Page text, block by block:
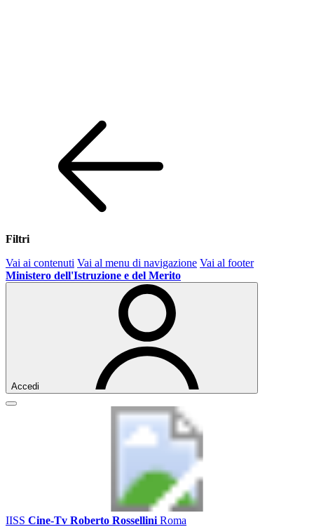
Filtri
Vai ai contenuti Vai al menu di navigazione Vai al footer
Ministero dell'Istruzione e del Merito
Accedi
IISS Cine-Tv Roberto Rossellini Roma